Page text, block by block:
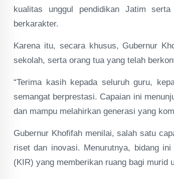
kualitas unggul pendidikan Jatim
berkarakter.
Karena itu, secara khusus, Gubernur
sekolah, serta orang tua yang telah
“Terima kasih kepada seluruh guru,
semangat berprestasi. Capaian ini
dan mampu melahirkan generasi yang
Gubernur Khofifah menilai, salah satu
riset dan inovasi. Menurutnya, bidang
(KIR) yang memberikan ruang bagi